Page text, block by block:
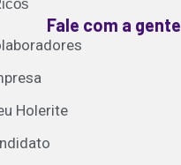
Fale com a gente
Holerite